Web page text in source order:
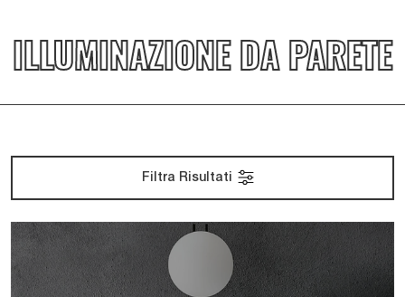
ILLUMINAZIONE DA PARETE
Filtra Risultati